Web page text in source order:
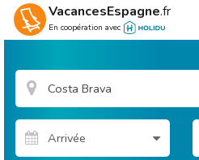
VacancesEspagne.fr
En coopération avec